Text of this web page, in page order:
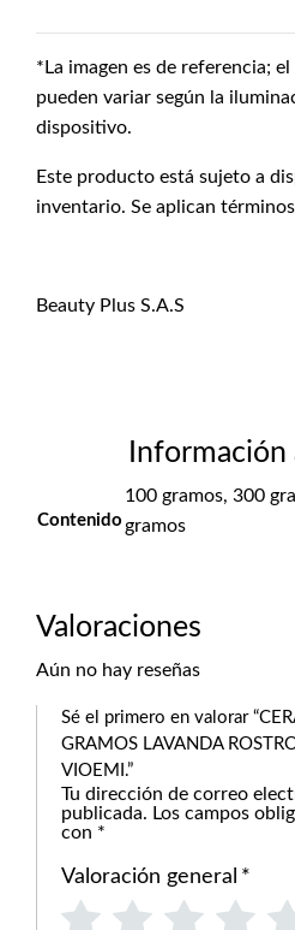
*La imagen es de referencia;
pueden variar según la
dispositivo.
Este producto está sujeto a
inventario. Se aplican
Beauty Plus S.A.S
Información
Contenido
100 gramos, 300
gramos
Valoraciones
Aún no hay reseñas
Sé el primero en valorar
GRAMOS LAVANDA
VIOEMI.”
Tu dirección de correo
publicada. Los campos
con *
Valoración general *